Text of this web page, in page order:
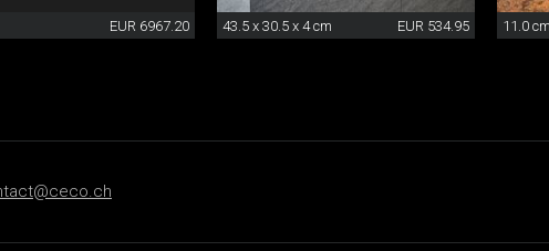
EUR 6967.20 43.5 x 30.5 x 4 cm EUR 534.95 11.0 cm